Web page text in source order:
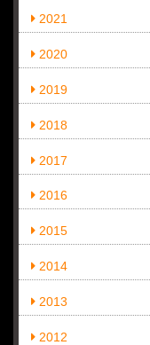
2021
2020
2019
2018
2017
2016
2015
2014
2013
2012